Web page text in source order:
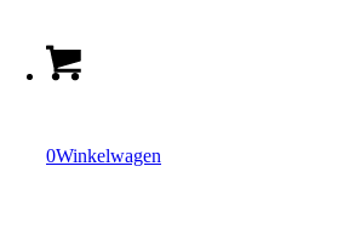
0Winkelwagen